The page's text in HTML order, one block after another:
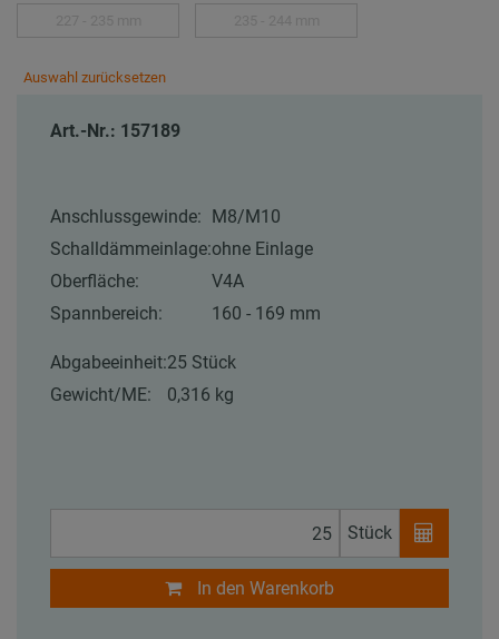
Auswahl zurücksetzen
Art.-Nr.: 157189
Anschlussgewinde:
M8/M10
Schalldämmeinlage:ohne Einlage
Oberfläche:
V4A
Spannbereich:
160 - 169 mm
Abgabeeinheit:25 Stück
Gewicht/ME:
0,316 kg
Stück
In den Warenkorb